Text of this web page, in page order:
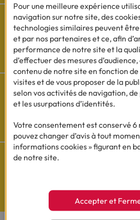
Besoin d'aide ?
Découvrez l'espace
réseaux
Questions de
Nos études
Pour une meilleure expérience
navigation sur notre site, des
technologies similaires peuvent
et par nos partenaires et ce, afin
performance de notre site et la
d’effectuer des mesures
contenu de notre site en fonction
visites et de vous proposer de la
selon vos activités de navigation,
et les usurpations d’identités.
Votre consentement est conservé 6
pouvez changer d’avis à tout
informations cookies » figurant en
de notre site.
Accepter et